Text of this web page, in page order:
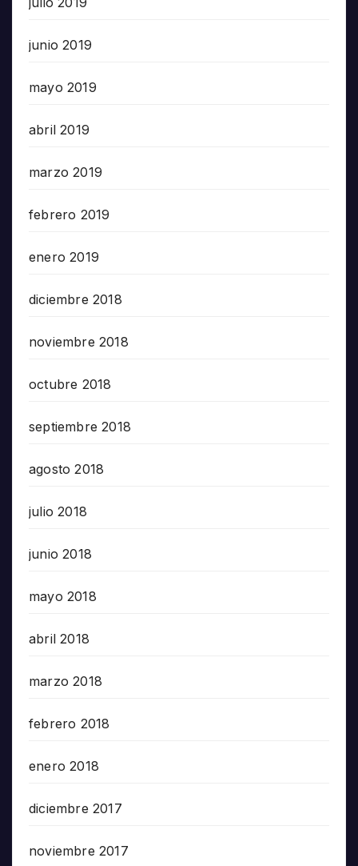
junio 2019
mayo 2019
abril 2019
marzo 2019
febrero 2019
enero 2019
diciembre 2018
noviembre 2018
octubre 2018
septiembre 2018
agosto 2018
julio 2018
junio 2018
mayo 2018
abril 2018
marzo 2018
febrero 2018
enero 2018
diciembre 2017
noviembre 2017